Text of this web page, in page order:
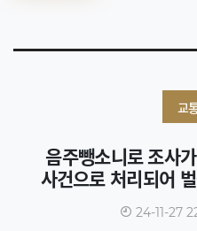
교
음주뺑소니로 조사
사건으로 처리되어
24-11-27